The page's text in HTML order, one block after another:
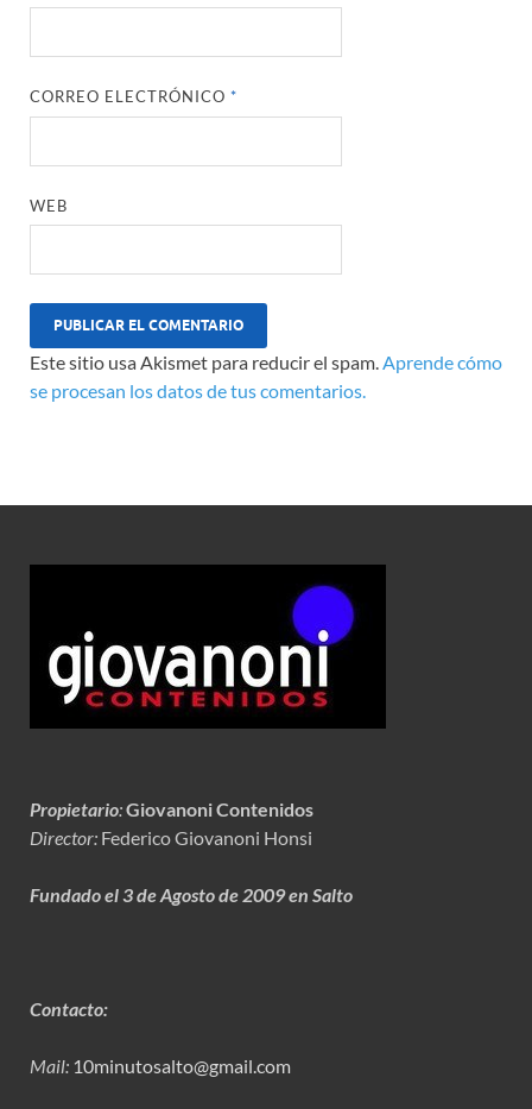
CORREO ELECTRÓNICO*
WEB
Este sitio usa Akismet para reducir el spam.Aprende cómo
se procesan los datos de tus comentarios.
Propietario:Giovanoni Contenidos
Director: Federico Giovanoni Honsi
Fundado el 3 de Agosto de 2009 en Salto
Contacto:
Mail: 10minutosalto@gmail.com